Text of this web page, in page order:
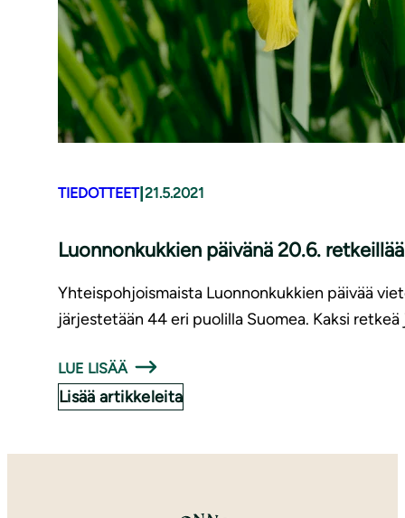
TIEDOTTEET|21.5.2021
Luonnonkukkien päivänä 20.6.
Yhteispohjoismaista Luonnonkukkien päivää
järjestetään 44 eri puolilla Suomea. Kaksi
LUE LISÄÄ
Lisää artikkeleita